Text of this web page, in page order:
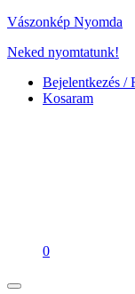
Vászonkép Nyomda
Neked nyomtatunk!
Bejelentkezés /
Kosaram
0